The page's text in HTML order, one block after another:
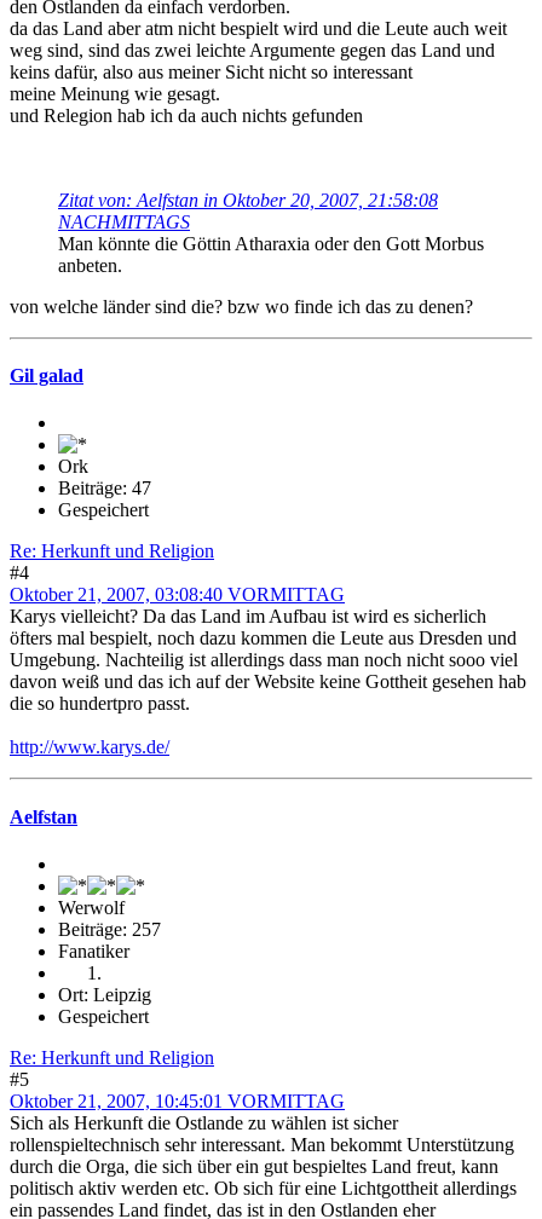
den Ostlanden da einfach verdorben.
da das Land aber atm nicht bespielt wird und die Leute auch weit
weg sind, sind das zwei leichte Argumente gegen das Land und
keins dafür, also aus meiner Sicht nicht so interessant
meine Meinung wie gesagt.
und Relegion hab ich da auch nichts gefunden
Zitat von: Aelfstan in Oktober 20, 2007, 21:58:08
NACHMITTAGS
Man könnte die Göttin Atharaxia oder den Gott Morbus
anbeten.
von welche länder sind die? bzw wo finde ich das zu denen?
Gil galad
Ork
Beiträge: 47
Gespeichert
Re: Herkunft und Religion
#4
Oktober 21, 2007, 03:08:40 VORMITTAG
Karys vielleicht? Da das Land im Aufbau ist wird es sicherlich
öfters mal bespielt, noch dazu kommen die Leute aus Dresden und
Umgebung. Nachteilig ist allerdings dass man noch nicht sooo viel
davon weiß und das ich auf der Website keine Gottheit gesehen hab
die so hundertpro passt.
http://www.karys.de/
Aelfstan
Werwolf
Beiträge: 257
Fanatiker
Ort: Leipzig
Gespeichert
Re: Herkunft und Religion
#5
Oktober 21, 2007, 10:45:01 VORMITTAG
Sich als Herkunft die Ostlande zu wählen ist sicher
rollenspieltechnisch sehr interessant. Man bekommt Unterstützung
durch die Orga, die sich über ein gut bespieltes Land freut, kann
politisch aktiv werden etc. Ob sich für eine Lichtgottheit allerdings
ein passendes Land findet, das ist in den Ostlanden eher